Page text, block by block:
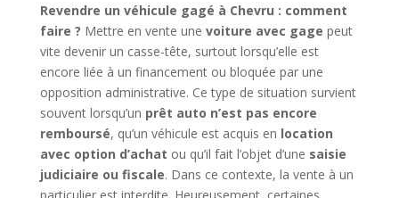
Revendre un véhicule gagé à Chevru : comment
faire ? Mettre en vente une voiture avec gage peut
vite devenir un casse-tête, surtout lorsqu’elle est
encore liée à un financement ou bloquée par une
opposition administrative. Ce type de situation survient
souvent lorsqu’un prêt auto n’est pas encore
remboursé, qu’un véhicule est acquis en location
avec option d’achat ou qu’il fait l’objet d’une saisie
judiciaire ou fiscale. Dans ce contexte, la vente à un
particulier est interdite. Heureusement, certaines